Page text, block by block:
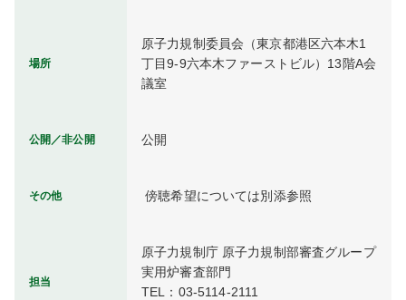
場所
原子力規制委員会（東京都港区六本木1
丁目9-9六本木ファーストビル）13階A会
議室
公開／非公開 公開
その他 傍聴希望については別添参照
担当
原子力規制庁 原子力規制部審査グループ
実用炉審査部門
TEL：03-5114-2111